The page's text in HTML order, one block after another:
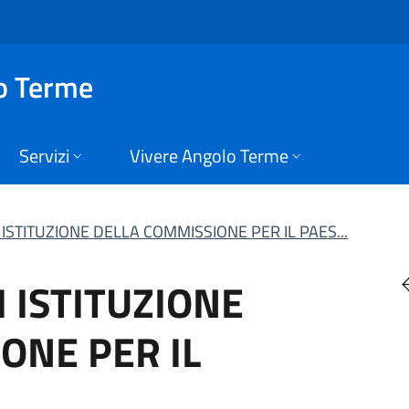
Terme
Servizi Vivere Angolo Terme
DELLA COMMISSIONE PER IL PAES...
ISTITUZIONE
PER IL